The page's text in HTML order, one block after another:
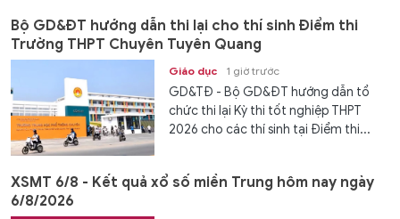
Bộ GD&ĐT hướng dẫn thi lại cho thí sinh Điểm thi
Trường THPT Chuyên Tuyên Quang
Giáo dục 1 giờ trước
GD&TĐ - Bộ GD&ĐT hướng dẫn tổ
chức thi lại Kỳ thi tốt nghiệp THPT
2026 cho các thí sinh tại Điểm thi...
XSMT 6/8 - Kết quả xổ số miền Trung hôm nay ngày
6/8/2026